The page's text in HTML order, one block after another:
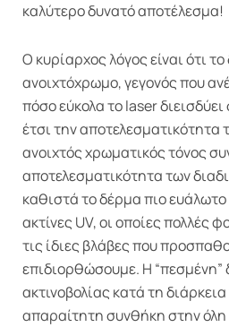
καλύτερο δυνατό αποτέλεσμα!
Ο κυρίαρχος λόγος είναι ότι
ανοιχτόχρωμο, γεγονός που
πόσο εύκολα το laser
έτσι την
ανοιχτός χρωματικός τόνος
αποτελεσματικότητα των
καθιστά το δέρμα πιο ευάλωτο
ακτίνες UV, οι οποίες πολλές
τις ίδιες βλάβες που
επιδιορθώσουμε. Η “πεσμένη”
ακτινοβολίας κατά τη
απαραίτητη συνθήκη στην όλη